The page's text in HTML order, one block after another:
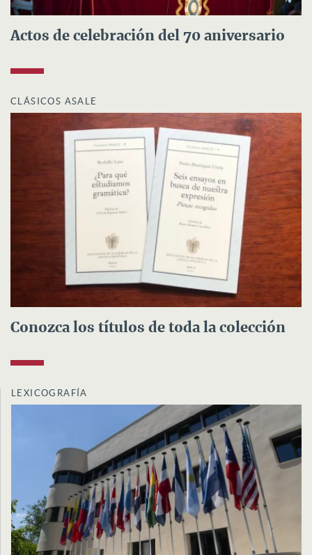
Actos de celebración del 70 aniversario
CLÁSICOS ASALE
Conozca los títulos de toda la colección
LEXICOGRAFÍA